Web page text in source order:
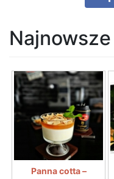
Panna cotta –